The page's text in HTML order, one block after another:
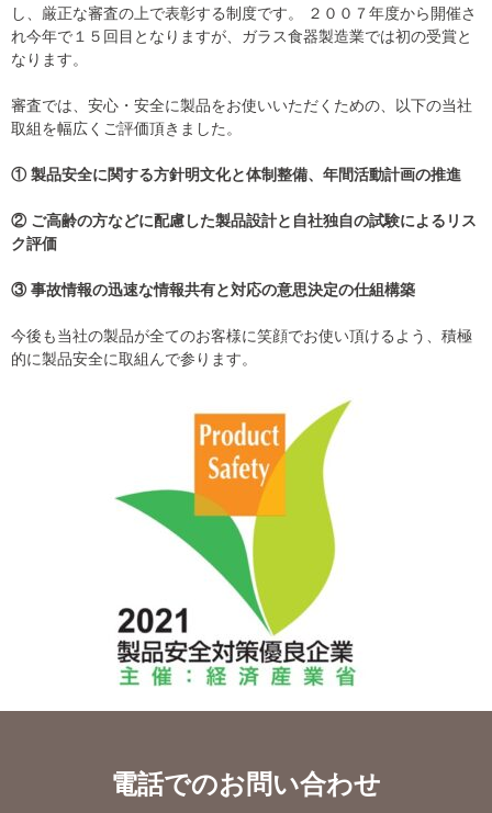
し、厳正な審査の上で表彰する制度です。 ２００７年度から開催さ
れ今年で１５回目となりますが、ガラス食器製造業では初の受賞と
なります。
審査では、安心・安全に製品をお使いいただくための、以下の当社
取組を幅広くご評価頂きました。
① 製品安全に関する方針明文化と体制整備、年間活動計画の推進
② ご高齢の方などに配慮した製品設計と自社独自の試験によるリス
ク評価
③ 事故情報の迅速な情報共有と対応の意思決定の仕組構築
今後も当社の製品が全てのお客様に笑顔でお使い頂けるよう、積極
的に製品安全に取組んで参ります。
電話でのお問い合わせ